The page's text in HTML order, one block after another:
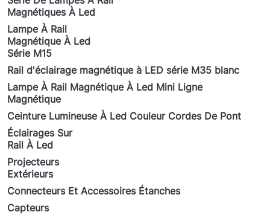
Magnétiques À Led
Lampe À Rail
Magnétique À Led
Série M15
Rail d'éclairage magnétique à LED série M35 blanc
Lampe À Rail Magnétique À Led Mini Ligne
Magnétique
Ceinture Lumineuse À Led Couleur Cordes De Pont
Éclairages Sur
Rail À Led
Projecteurs
Extérieurs
Connecteurs Et Accessoires Étanches
Capteurs